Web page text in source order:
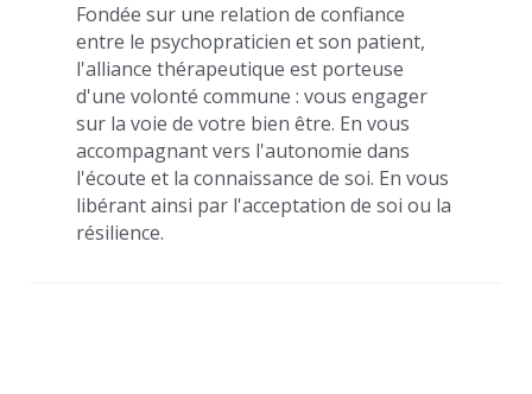
Fondée sur une relation de confiance
entre le psychopraticien et son patient,
l'alliance thérapeutique est porteuse
d'une volonté commune : vous engager
sur la voie de votre bien être. En vous
accompagnant vers l'autonomie dans
l'écoute et la connaissance de soi. En vous
libérant ainsi par l'acceptation de soi ou la
résilience.